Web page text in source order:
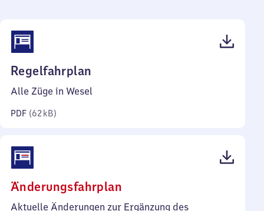
Regelfahrplan
Alle Züge in Wesel
PDF (62 kB)
Änderungsfahrplan
194
Aktuelle Änderungen zur Ergänzung des